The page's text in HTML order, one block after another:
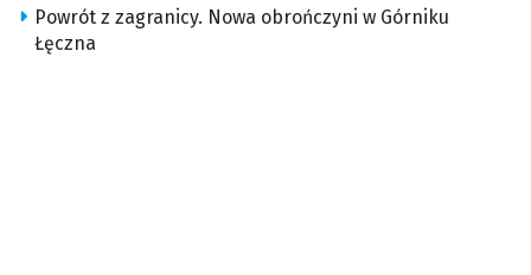
Powrót z zagranicy. Nowa obrończyni w Górniku
Łęczna